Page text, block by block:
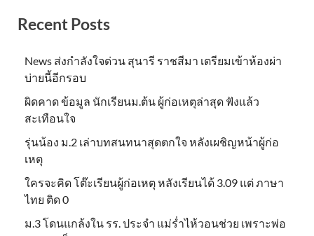
Recent Posts
News ส่งกำลังใจด่วน สุนารี ราชสีมา เตรียมเข้าห้องผ่า
บ่ายนี้อีกรอบ
ผิดคาด ข้อมูล นักเรียนม.ต้น ผู้ก่อเหตุล่าสุด ฟังแล้ว
สะเทือนใจ
รุ่นน้อง ม.2 เล่าบทสนทนาสุดตกใจ หลังเผชิญหน้าผู้ก่อ
เหตุ
ใครจะคิด โต๊ะเรียนผู้ก่อเหตุ หลังเรียนได้ 3.09 แต่ ภาษา
ไทย ติด 0
ม.3 โดนแกล้งใน รร. ประจำ แม่ร่ำไห้วอนช่วย เพราะพ่อ